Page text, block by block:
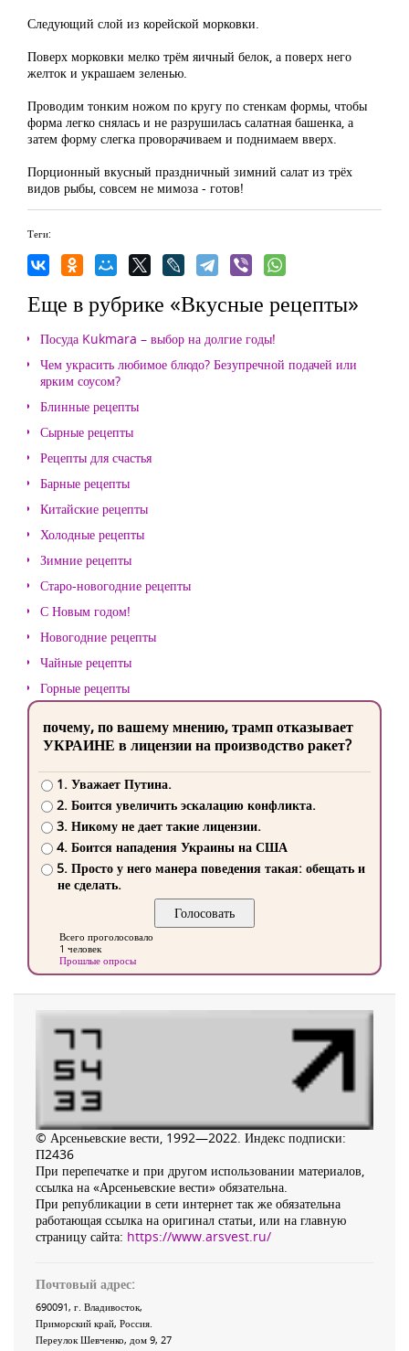
Следующий слой из корейской морковки.
Поверх морковки мелко трём яичный белок, а поверх него
желток и украшаем зеленью.
Проводим тонким ножом по кругу по стенкам формы, чтобы
форма легко снялась и не разрушилась салатная башенка, а
затем форму слегка проворачиваем и поднимаем вверх.
Порционный вкусный праздничный зимний салат из трёх
видов рыбы, совсем не мимоза - готов!
Теги:
Еще в рубрике «Вкусные рецепты»
Посуда Kukmara – выбор на долгие годы!
Чем украсить любимое блюдо? Безупречной подачей или
ярким соусом?
Блинные рецепты
Сырные рецепты
Рецепты для счастья
Барные рецепты
Китайские рецепты
Холодные рецепты
Зимние рецепты
Старо-новогодние рецепты
С Новым годом!
Новогодние рецепты
Чайные рецепты
Горные рецепты
почему, по вашему мнению, трамп отказывает
УКРАИНЕ в лицензии на производство ракет?
1. Уважает Путина.
2. Боится увеличить эскалацию конфликта.
3. Никому не дает такие лицензии.
4. Боится нападения Украины на США
5. Просто у него манера поведения такая: обещать и
не сделать.
Всего проголосовало
1 человек
Прошлые опросы
© Арсеньевские вести, 1992—2022. Индекс подписки:
П2436
При перепечатке и при другом использовании материалов,
ссылка на «Арсеньевские вести» обязательна.
При републикации в сети интернет так же обязательна
работающая ссылка на оригинал статьи, или на главную
страницу сайта: https://www.arsvest.ru/
Почтовый адрес:
690091, г. Владивосток,
Приморский край, Россия
Переулок Шевченко, дом 9, 27